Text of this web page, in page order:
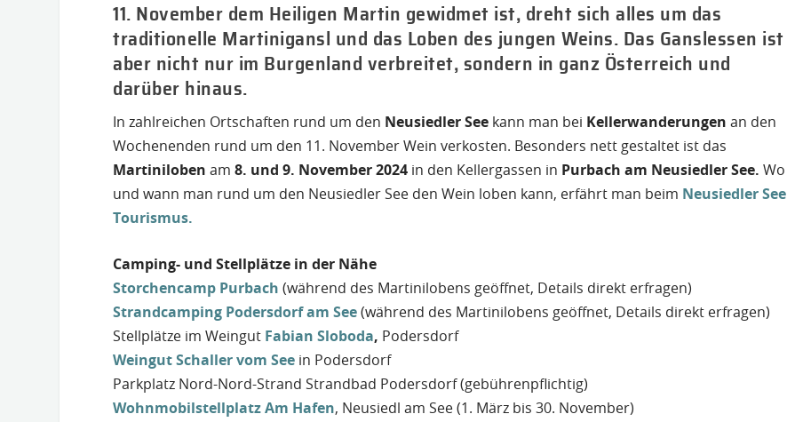
11. November dem Heiligen Martin gewidmet ist, dreht sich alles um das
traditionelle Martinigansl und das Loben des jungen Weins. Das Ganslessen ist
aber nicht nur im Burgenland verbreitet, sondern in ganz Österreich und
darüber hinaus.
In zahlreichen Ortschaften rund um den Neusiedler See kann man bei Kellerwanderungen an den
Wochenenden rund um den 11. November Wein verkosten. Besonders nett gestaltet ist das
Martiniloben am8. und 9. November 2024 in den Kellergassen in Purbach am Neusiedler See. Wo
und wann man rund um den Neusiedler See den Wein loben kann, erfährt man beim Neusiedler See
Tourismus.
Camping- und Stellplätze in der Nähe
Storchencamp Purbach (während des Martinilobens geöffnet, Details direkt erfragen)
Strandcamping Podersdorf am See(während des Martinilobens geöffnet, Details direkt erfragen)
Stellplätze im Weingut Fabian Sloboda, Podersdorf
Weingut Schaller vom See in Podersdorf
Parkplatz Nord-Nord-Strand Strandbad Podersdorf (gebührenpflichtig)
Wohnmobilstellplatz Am Hafen, Neusiedl am See (1. März bis 30. November)